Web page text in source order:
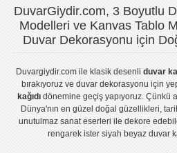
DuvarGiydir.com, 3 Boyutlu
Modelleri ve Kanvas Tablo
Duvar Dekorasyonu için
Duvargiydir.comile klasik desenli duvar
bırakıyoruz veduvar dekorasyonu için
kağıdıdönemine geçiş yapıyoruz. Çünkü
Dünya'nın en güzel doğal güzellikleri,
unutulmaz sanat eserleri ile dekore
rengarek ister siyah beyaz duvar